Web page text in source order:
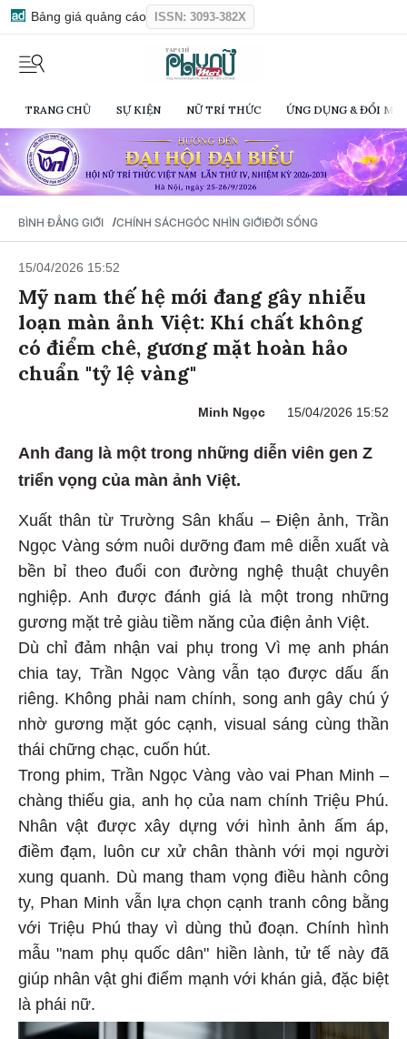
Bảng giá quảng cáo ISSN: 3093-382X
TRANG CHỦ SỰ KIỆN NỮ TRÍ THỨC ỨNG DỤNG & ĐỔI
BÌNH ĐẲNG GIỚI /CHÍNH SÁCHGÓC NHÌN GIỚIĐỜI SỐNG
15/04/2026 15:52
Mỹ nam thế hệ mới đang gây nhiễu
loạn màn ảnh Việt: Khí chất không
có điểm chê, gương mặt hoàn hảo
chuẩn "tỷ lệ vàng"
Minh Ngọc 15/04/2026 15:52
Anh đang là một trong những diễn viên gen Z
triển vọng của màn ảnh Việt.
Xuất thân từ Trường Sân khấu – Điện ảnh, Trần
Ngọc Vàng sớm nuôi dưỡng đam mê diễn xuất và
bền bỉ theo đuổi con đường nghệ thuật chuyên
nghiệp. Anh được đánh giá là một trong những
gương mặt trẻ giàu tiềm năng của điện ảnh Việt.
Dù chỉ đảm nhận vai phụ trong Vì mẹ anh phán
chia tay, Trần Ngọc Vàng vẫn tạo được dấu ấn
riêng. Không phải nam chính, song anh gây chú ý
nhờ gương mặt góc cạnh, visual sáng cùng thần
thái chững chạc, cuốn hút.
Trong phim, Trần Ngọc Vàng vào vai Phan Minh –
chàng thiếu gia, anh họ của nam chính Triệu Phú.
Nhân vật được xây dựng với hình ảnh ấm áp,
điềm đạm, luôn cư xử chân thành với mọi người
xung quanh. Dù mang tham vọng điều hành công
ty, Phan Minh vẫn lựa chọn cạnh tranh công bằng
với Triệu Phú thay vì dùng thủ đoạn. Chính hình
mẫu "nam phụ quốc dân" hiền lành, tử tế này đã
giúp nhân vật ghi điểm mạnh với khán giả, đặc biệt
là phái nữ.